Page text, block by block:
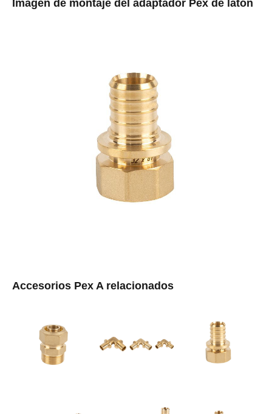
Imagen de montaje del adaptador Pex de latón
Accesorios Pex A relacionados